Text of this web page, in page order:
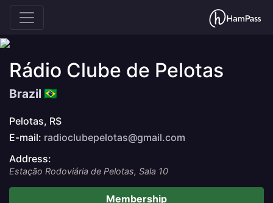
Rádio Clube de Pelotas
Brazil
Pelotas, RS
E-mail: radioclubepelotas@gmail.com
Address:
Estação Rodoviária de Pelotas, Sala 10
Membership